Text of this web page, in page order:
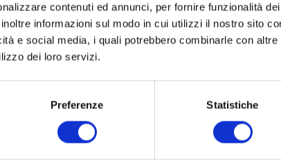
contenuti ed annunci, per fornire funzionalità
informazioni sul modo in cui utilizzi il nostro sito
e social media, i quali potrebbero combinarle con
dei loro servizi.
Preferenze Statistiche